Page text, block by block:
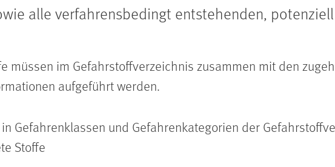
alle verfahrensbedingt entstehenden,
müssen im Gefahrstoffverzeichnis zusammen mit den
aufgeführt werden.
Gefahrenklassen und Gefahrenkategorien der
Stoffe